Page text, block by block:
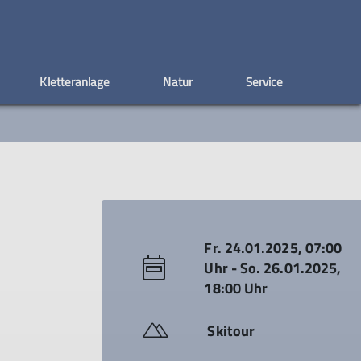
Vorstand & Beirat
Tourenberichte
Tourenberichte 2024
Seniorengruppe
Empfehlungen Natürlich Klettern
Kletteranlage
Tipps zum Indoorklettern
Natur
Alpenpflanzen
Service
AGB Satzung
Fr. 24.01.2025, 07:00
Uhr - So. 26.01.2025,
18:00 Uhr
Skitour